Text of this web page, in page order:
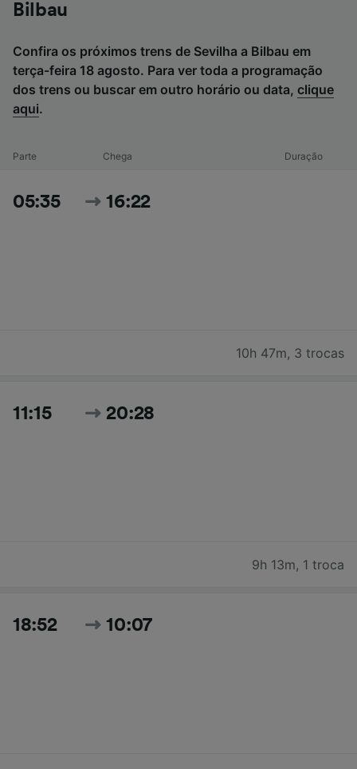
Bilbau
Confira os próximos trens de Sevilha a Bilbau em
terça-feira 18 agosto. Para ver toda a programação
dos trens ou buscar em outro horário ou data, clique
aqui.
Parte Chega Duração
05:35 16:22
10h 47m, 3 trocas
11:15 20:28
9h 13m, 1 troca
18:52 10:07